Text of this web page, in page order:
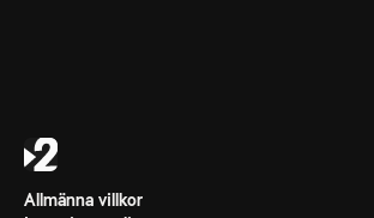
Allmänna villkor